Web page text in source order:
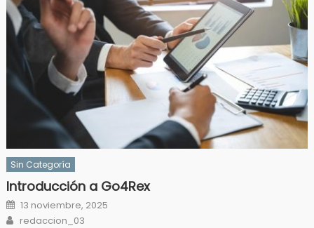
Sin Categoría
Introducción a Go4Rex
Posted
on
13 noviembre, 2025
Author
redaccion_03